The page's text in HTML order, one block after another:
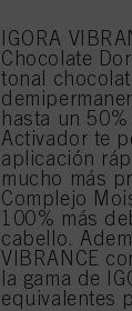
IGORA
Chocolate
tonal
hasta un
Activador te
aplicación
mucho más
Complejo
100% más
cabello.
VIBRANCE
la gama de
equivalentes